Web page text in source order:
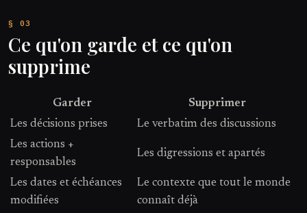
Ce qu'on garde et ce qu'on
supprime
Garder
Supprimer
Les décisions prises
Le verbatim des discussions
Les actions +
responsables
Les digressions et apartés
Les dates et échéances
modifiées
Le contexte que tout le monde
connaît déjà